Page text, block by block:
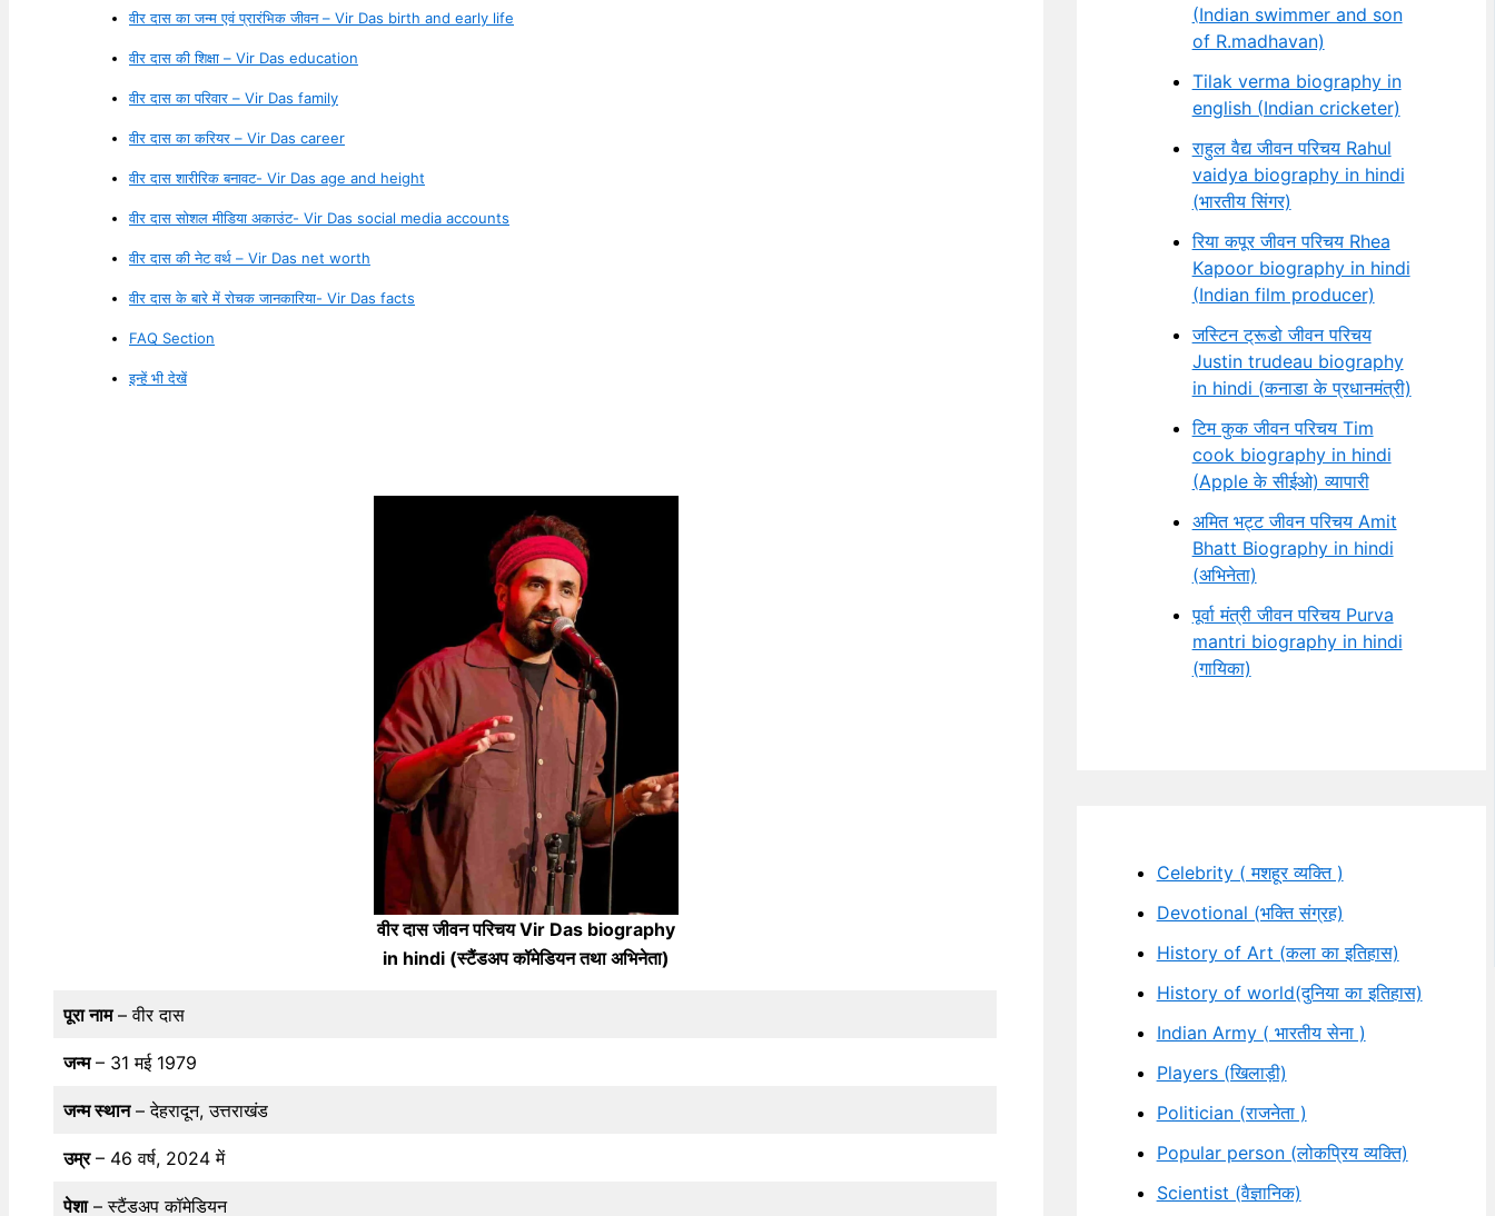
वीर दास का जन्म एवं प्रारंभिक जीवन – Vir Das birth and early life
वीर दास की शिक्षा – Vir Das education
वीर दास का परिवार – Vir Das family
वीर दास का करियर – Vir Das career
वीर दास शारीरिक बनावट- Vir Das age and height
वीर दास सोशल मीडिया अकाउंट- Vir Das social media accounts
वीर दास की नेट वर्थ – Vir Das net worth
वीर दास के बारे में रोचक जानकारिया- Vir Das facts
FAQ Section
इन्हें भी देखें
वीर दास जीवन परिचय Vir Das biography
in hindi (स्टैंडअप कॉमेडियन तथा अभिनेता)
पूरा नाम– वीर दास
जन्म– 31 मई 1979
जन्म स्थान– देहरादून, उत्तराखंड
उम्र– 46 वर्ष, 2024 में
पेशा– स्टैंडअप कॉमेडियन
(Indian swimmer and son
of R.madhavan)
Tilak verma biography in
english (Indian cricketer)
राहुल वैद्य जीवन परिचय Rahul
vaidya biography in hindi
(भारतीय सिंगर)
रिया कपूर जीवन परिचय Rhea
Kapoor biography in hindi
(Indian film producer)
जस्टिन ट्रूडो जीवन परिचय
Justin trudeau biography
in hindi (कनाडा के प्रधानमंत्री)
टिम कुक जीवन परिचय Tim
cook biography in hindi
(Apple के सीईओ) व्यापारी
अमित भट्ट जीवन परिचय Amit
Bhatt Biography in hindi
(अभिनेता)
पूर्वा मंत्री जीवन परिचय Purva
mantri biography in hindi
(गायिका)
Celebrity ( मशहूर व्यक्ति )
Devotional (भक्ति संग्रह)
History of Art (कला का इतिहास)
History of world(दुनिया का इतिहास)
Indian Army ( भारतीय सेना )
Players (खिलाड़ी)
Politician (राजनेता )
Popular person (लोकप्रिय व्यक्ति)
Scientist (वैज्ञानिक)